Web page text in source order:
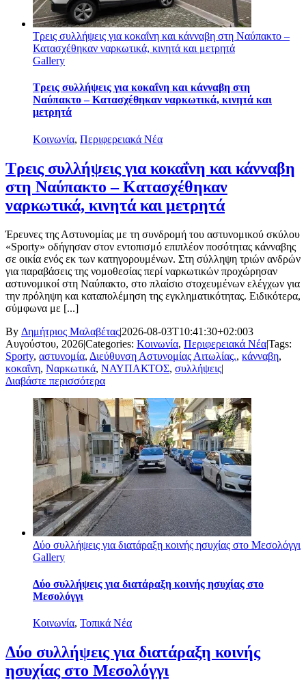
Τρεις συλλήψεις για κοκαΐνη και κάνναβη στη Ναύπακτο –
Κατασχέθηκαν ναρκωτικά, κινητά και μετρητά
Gallery
Τρεις συλλήψεις για κοκαΐνη και κάνναβη στη
Ναύπακτο – Κατασχέθηκαν ναρκωτικά, κινητά και
μετρητά
Κοινωνία, Περιφερειακά Νέα
Τρεις συλλήψεις για κοκαΐνη και κάνναβη
στη Ναύπακτο – Κατασχέθηκαν
ναρκωτικά, κινητά και μετρητά
Έρευνες της Αστυνομίας με τη συνδρομή του αστυνομικού σκύλου
«Sporty» οδήγησαν στον εντοπισμό επιπλέον ποσότητας κάνναβης
σε οικία ενός εκ των κατηγορουμένων. Στη σύλληψη τριών ανδρών
για παραβάσεις της νομοθεσίας περί ναρκωτικών προχώρησαν
αστυνομικοί στη Ναύπακτο, στο πλαίσιο στοχευμένων ελέγχων για
την πρόληψη και καταπολέμηση της εγκληματικότητας. Ειδικότερα,
σύμφωνα με [...]
By Δημήτριος Μαλαβέτας|2026-08-03T10:41:30+02:003
Αυγούστου, 2026|Categories: Κοινωνία, Περιφερειακά Νέα|Tags:
Sporty, αστυνομία, Διεύθυνση Αστυνομίας Αιτωλίας., κάνναβη,
κοκαΐνη, Ναρκωτικά, ΝΑΥΠΑΚΤΟΣ, συλλήψεις|
Διαβάστε περισσότερα
Δύο συλλήψεις για διατάραξη κοινής ησυχίας στο Μεσολόγγι
Gallery
Δύο συλλήψεις για διατάραξη κοινής ησυχίας στο
Μεσολόγγι
Κοινωνία, Τοπικά Νέα
Δύο συλλήψεις για διατάραξη κοινής
ησυχίας στο Μεσολόγγι